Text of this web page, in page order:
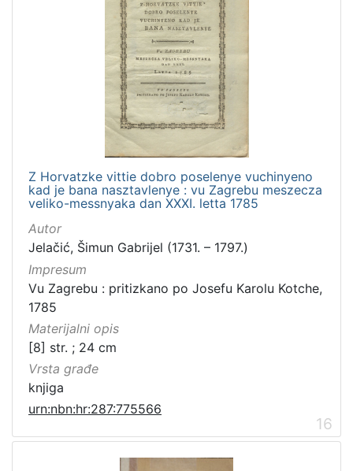
Z Horvatzke vittie dobro poselenye vuchinyeno
kad je bana nasztavlenye : vu Zagrebu meszecza
veliko-messnyaka dan XXXI. letta 1785
Autor
Jelačić, Šimun Gabrijel (1731. – 1797.)
Impresum
Vu Zagrebu : pritizkano po Josefu Karolu Kotche,
1785
Materijalni opis
[8] str. ; 24 cm
Vrsta građe
knjiga
urn:nbn:hr:287:775566
16